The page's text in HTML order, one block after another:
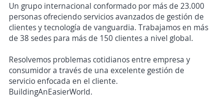
Un grupo internacional conformado por más de 23.000
personas ofreciendo servicios avanzados de gestión de
clientes y tecnología de vanguardia. Trabajamos en más
de 38 sedes para más de 150 clientes a nivel global.
Resolvemos problemas cotidianos entre empresa y
consumidor a través de una excelente gestión de
servicio enfocada en el cliente.
BuildingAnEasierWorld.